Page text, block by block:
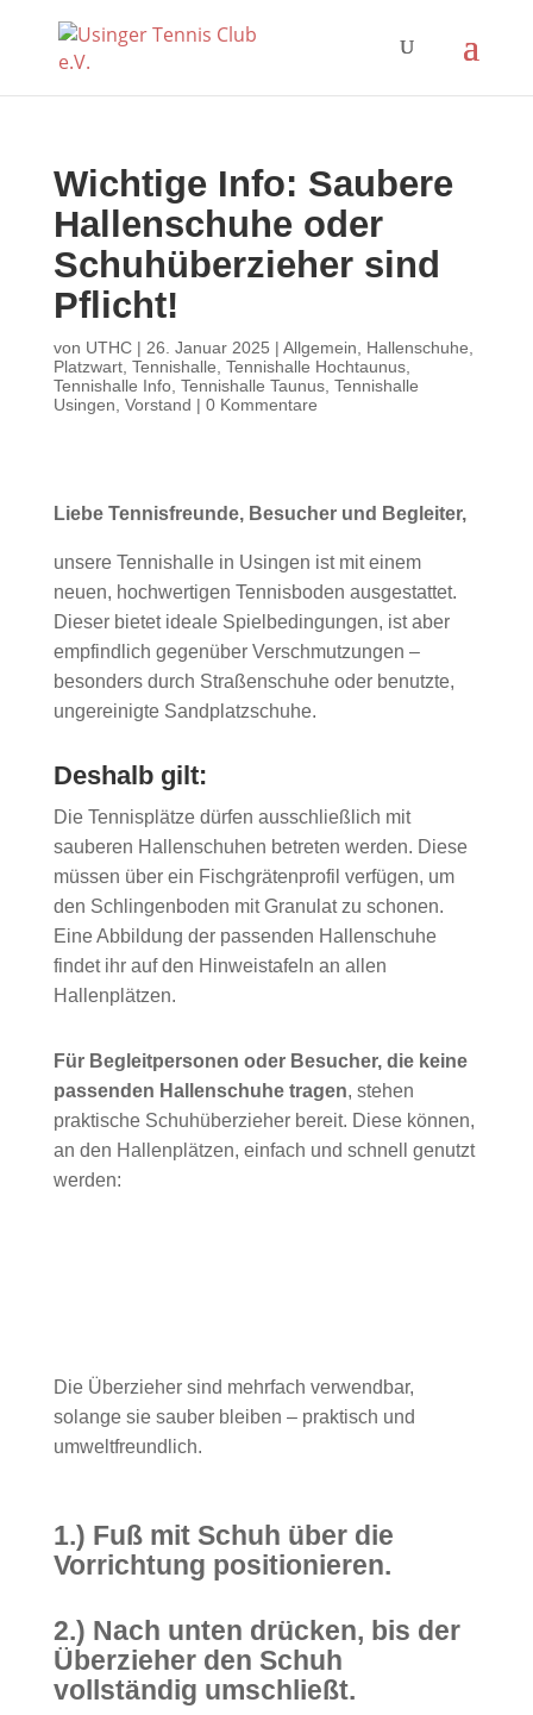
Wichtige Info: Saubere
Hallenschuhe oder
Schuhüberzieher sind
Pflicht!
von UTHC| 26. Januar 2025 | Allgemein Hallenschuhe
Platzwart, Tennishalle Tennishalle Hochtaunus,
Tennishalle Info, Tennishalle Taunus, Tennishalle
Usingen Vorstand | 0 Kommentare
Liebe Tennisfreunde, Besucher und Begleiter,
unsere Tennishalle in Usingen ist mit einem
neuen, hochwertigen Tennisboden ausgestattet.
Dieser bietet ideale Spielbedingungen, ist aber
empfindlich gegenüber Verschmutzungen –
besonders durch Straßenschuhe oder benutzte,
ungereinigte Sandplatzschuhe.
Deshalb gilt:
Die Tennisplätze dürfen ausschließlich mit
sauberen Hallenschuhen betreten werden. Diese
müssen über ein Fischgrätenprofil verfügen, um
den Schlingenboden mit Granulat zu schonen.
Eine Abbildung der passenden Hallenschuhe
findet ihr auf den Hinweistafeln an allen
Hallenplätzen.
Für Begleitpersonen oder Besucher, die keine
passenden Hallenschuhe tragen, stehen
praktische Schuhüberzieher bereit. Diese können,
an den Hallenplätzen, einfach und schnell genutzt
werden:
Die Überzieher sind mehrfach verwendbar,
solange sie sauber bleiben – praktisch und
umweltfreundlich.
1.) Fuß mit Schuh über die
Vorrichtung positionieren.
2.) Nach unten drücken, bis der
Überzieher den Schuh
vollständig umschließt.